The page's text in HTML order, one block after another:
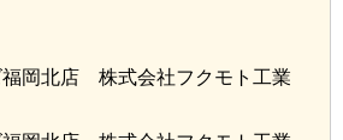
福岡北店 株式会社フクモト工業